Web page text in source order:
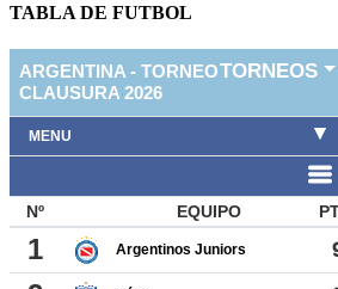
TABLA DE FUTBOL